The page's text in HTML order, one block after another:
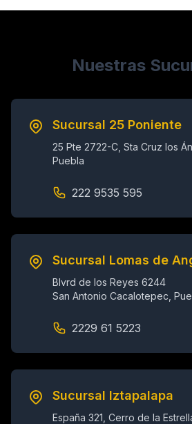
Nuestras
Sucursal 25 Poniente
25 Pte 2722-C, Sta Cruz los
Puebla
222 9535 595
Sucursal Lomas de
Blvrd de los Reyes 6244
San Antonio Cacalotepec,
2229 61 5223
Sucursal Iztapalapa
España 321, Cerro de la